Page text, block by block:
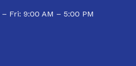
– Fri: 9:00 AM – 5:00 PM